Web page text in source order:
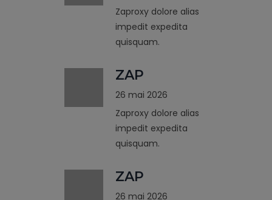
Zaproxy dolore alias
impedit expedita
quisquam.
ZAP
26 mai 2026
Zaproxy dolore alias
impedit expedita
quisquam.
ZAP
26 mai 2026